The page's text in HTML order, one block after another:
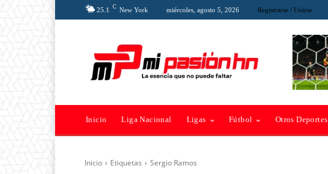
25.1 C New York miércoles, agosto 5, 2026 Registrarse / Unirse
Inicio Liga Nacional Ligas Fútbol Otros Deportes
Inicio Etiquetas Sergio Ramos